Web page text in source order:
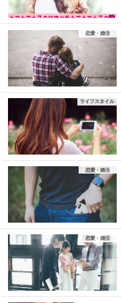
恋愛・婚活
ライフスタイル
恋愛・婚活
恋愛・婚活